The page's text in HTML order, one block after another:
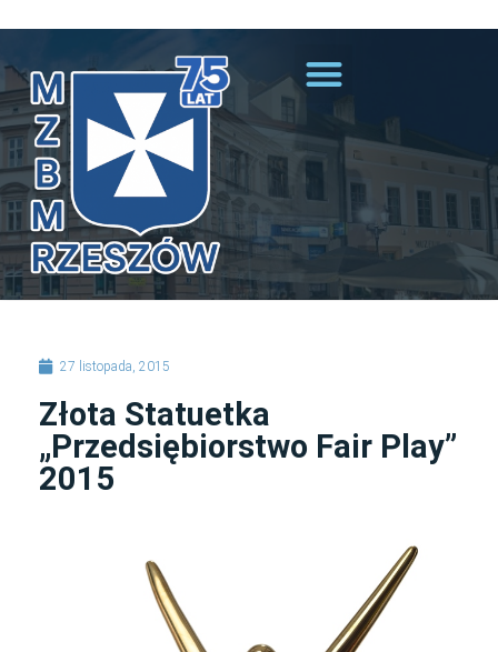
27 listopada, 2015
Złota Statuetka
„Przedsiębiorstwo Fair Play”
2015